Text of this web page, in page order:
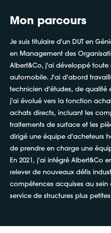
Mon parcours
Je suis titulaire d'un DUT en
en Management des
Albert&Co, j'ai développé
automobile. J'ai d'abord
technicien d'études, de qualité
j'ai évolué vers la fonction
achats directs, incluant les
traitements de surface et les
dirigé une équipe d'acheteurs
de prendre en charge une
En 2021, j'ai intégré Albert&Co
relever de nouveaux défis
compétences acquises au
service de structures plus